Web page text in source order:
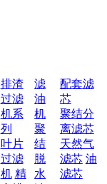
排渣
过滤
机系
列
叶片
过滤
机 精
滤
油
机
聚
结
脱
水
配套滤
芯
聚结分
离滤芯
天然气
滤芯 油
滤芯